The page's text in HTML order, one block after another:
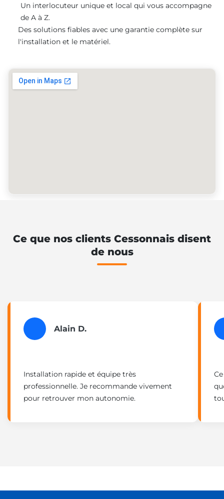
Un interlocuteur unique et local qui vous accompagne
de A à Z.
Des solutions fiables avec une garantie complète sur
l'installation et le matériel.
Ce que nos clients Cessonnais disent
de nous
Alain D.
Installation rapide et équipe très
professionnelle. Je recommande vivement
pour retrouver mon autonomie.